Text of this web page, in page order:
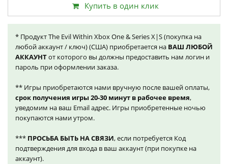
Купить в один клик
* Продукт The Evil Within Xbox One & Series X|S (покупка на
любой аккаунт / ключ) (США) приобретается на ВАШ ЛЮБОЙ
АККАУНТот которого вы должны предоставить нам логин и
пароль при оформлении заказа.
** Игры приобретаются нами вручную после вашей оплаты,
срок получения игры 20-30 минут в рабочее время,
уведомим на ваш Email адрес. Игры приобретенные ночью
покупаются нами утром.
*** ПРОСЬБА БЫТЬ НА СВЯЗИ, если потребуется Код
подтверждения для входа в ваш аккаунт (при покупке на
аккаунт).